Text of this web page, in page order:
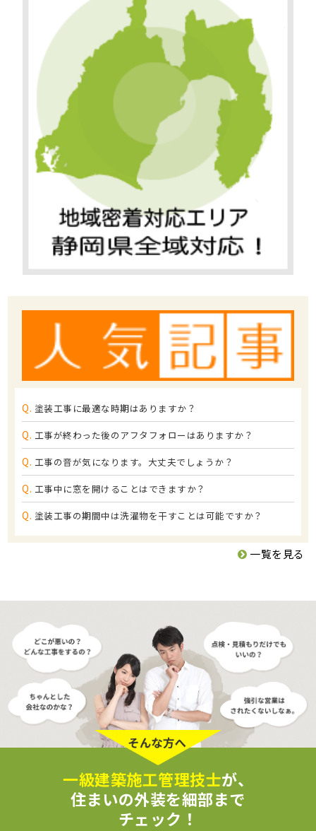
Q. 塗装工事に最適な時期はありますか？
Q. 工事が終わった後のアフタフォローはありますか？
Q. 工事の音が気になります。大丈夫でしょうか？
Q. 工事中に窓を開けることはできますか？
Q. 塗装工事の期間中は洗濯物を干すことは可能ですか？
一覧を見る
一級建築施工管理技士が、
住まいの外装を細部まで
チェック！